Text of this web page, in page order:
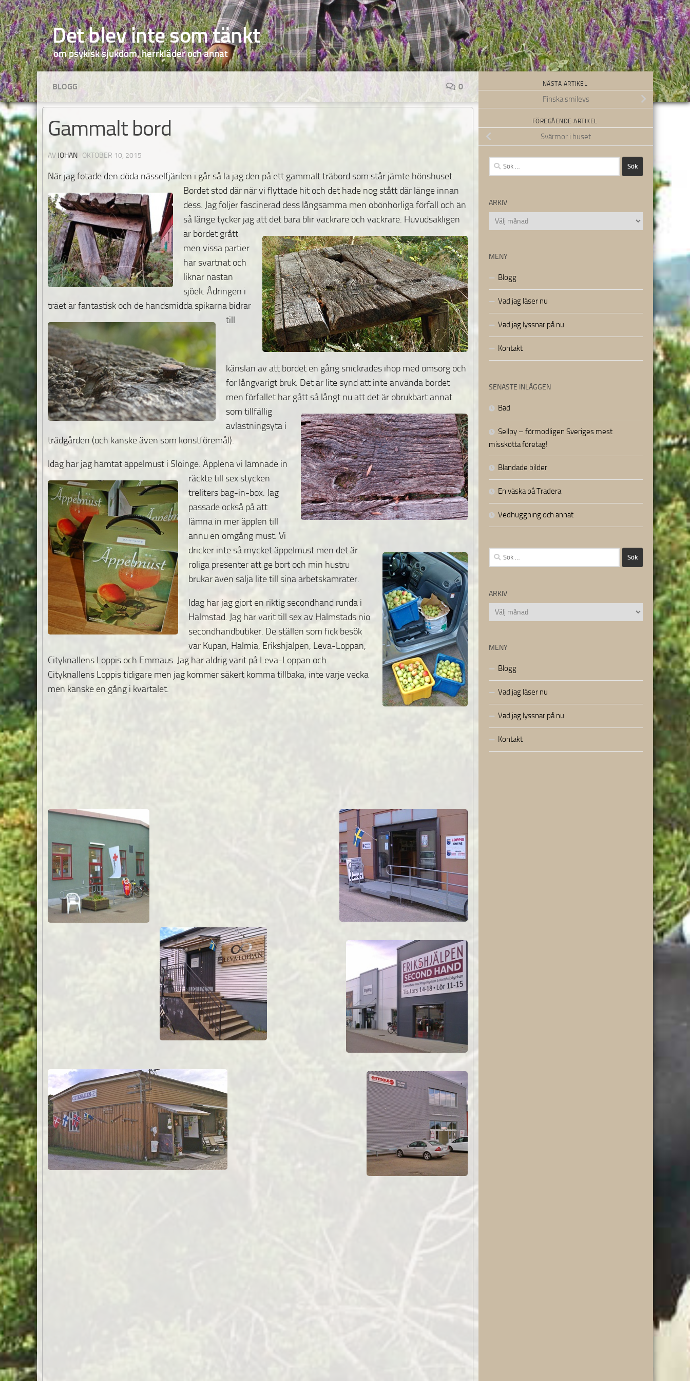
Hoppa till innehåll
Det blev inte som tänkt
om psykisk sjukdom, herrkläder och annat
BLOGG 0
Gammalt bord
AV JOHAN · OKTOBER 10, 2015
När jag fotade den döda nässelfjärilen i går så la jag den på ett gammalt träbord som står jämte hönshuset.
Bordet stod där när vi flyttade hit och det hade nog stått där länge innan
dess. Jag följer fascinerad dess långsamma men obönhörliga förfall och än
så länge tycker jagatt det bara blir vackrare och vackrare. Huvudsakligen
är bordet grått
men vissa partier
har svartnat och
liknar nästan
sjöek. Ådringen i
träet är fantastisk och de handsmiddaspikarna bidrar
till
känslan av att bordet en gång snickrades ihop med omsorg och
för långvarigt bruk. Det är lite synd att inte använda bordet
men förfallet har gått så långt nu att det är obrukbart annat
som tillfällig
avlastningsyta i
trädgården (och kanske även som konstföremål).
Idag har jag hämtat äppelmust i Slöinge. Äpplena vi lämnade in
räckte till sex stycken
treliters bag-in-box. Jag
passade också på att
lämna in mer äpplen till
ännu en omgång must. Vi
dricker inte så mycket äppelmust men det är
roliga presenter att ge bort och min hustru
brukar även sälja lite till sina arbetskamrater.
Idag har jag gjort en riktig secondhand runda i
Halmstad. Jag har varit till sex av Halmstads nio
secondhandbutiker. De ställen som fick besök
var Kupan, Halmia, Erikshjälpen, Leva-Loppan,
Cityknallens Loppis och Emmaus. Jag har aldrig varit på Leva-Loppan och
Cityknallens Loppis tidigare men jag kommer säkert komma tillbaka, inte varje vecka
men kanske en gång i kvartalet.
NÄSTA ARTIKEL
Finska smileys
FÖREGÅENDE ARTIKEL
Svärmor i huset
Sök
efter:
ARKIV
Arkiv
MENY
Blogg
Vad jag läser nu
Vad jag lyssnar på nu
Kontakt
SENASTE INLÄGGEN
Bad
Sellpy – förmodligen Sveriges mest
misskötta företag!
Blandade bilder
En väska på Tradera
Vedhuggning och annat
Sök
efter:
ARKIV
Arkiv
MENY
Blogg
Vad jag läser nu
Vad jag lyssnar på nu
Kontakt